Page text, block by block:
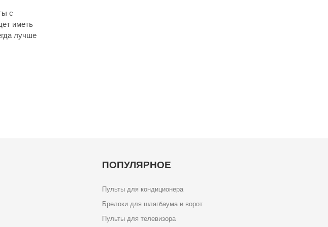
с
иметь
лучше
ПОПУЛЯРНОЕ
Пульты для кондиционера
Брелоки для шлагбаума и ворот
Пульты для телевизора